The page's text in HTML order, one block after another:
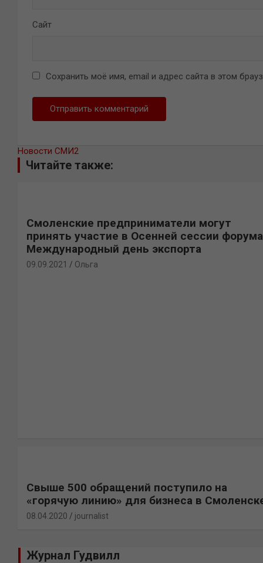
Сайт
Сохранить моё имя, email и адрес сайта в этом
Новости СМИ2
Читайте также:
Смоленские предприниматели могут
принять участие в Осенней сессии форума
Международный день экспорта
09.09.2021 Ольга
Свыше 500 обращений поступило на
«горячую линию» для бизнеса в
08.04.2020 journalist
Журнал Гудвилл